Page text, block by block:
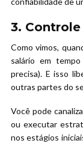
3.
Como vimos,
salário em
precisa). E isso
outras partes do
Você pode
ou executar
nos estágios